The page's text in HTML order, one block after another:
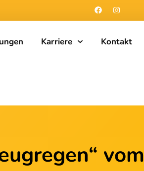
Karriere Kontakt
vom